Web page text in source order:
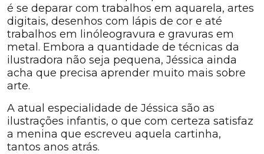
é se deparar com trabalhos em aquarela, artes
digitais, desenhos com lápis de cor e até
trabalhos em linóleogravura e gravuras em
metal. Embora a quantidade de técnicas da
ilustradora não seja pequena, Jéssica ainda
acha que precisa aprender muito mais sobre
arte.
A atual especialidade de Jéssica são as
ilustrações infantis, o que com certeza satisfaz
a menina que escreveu aquela cartinha,
tantos anos atrás.